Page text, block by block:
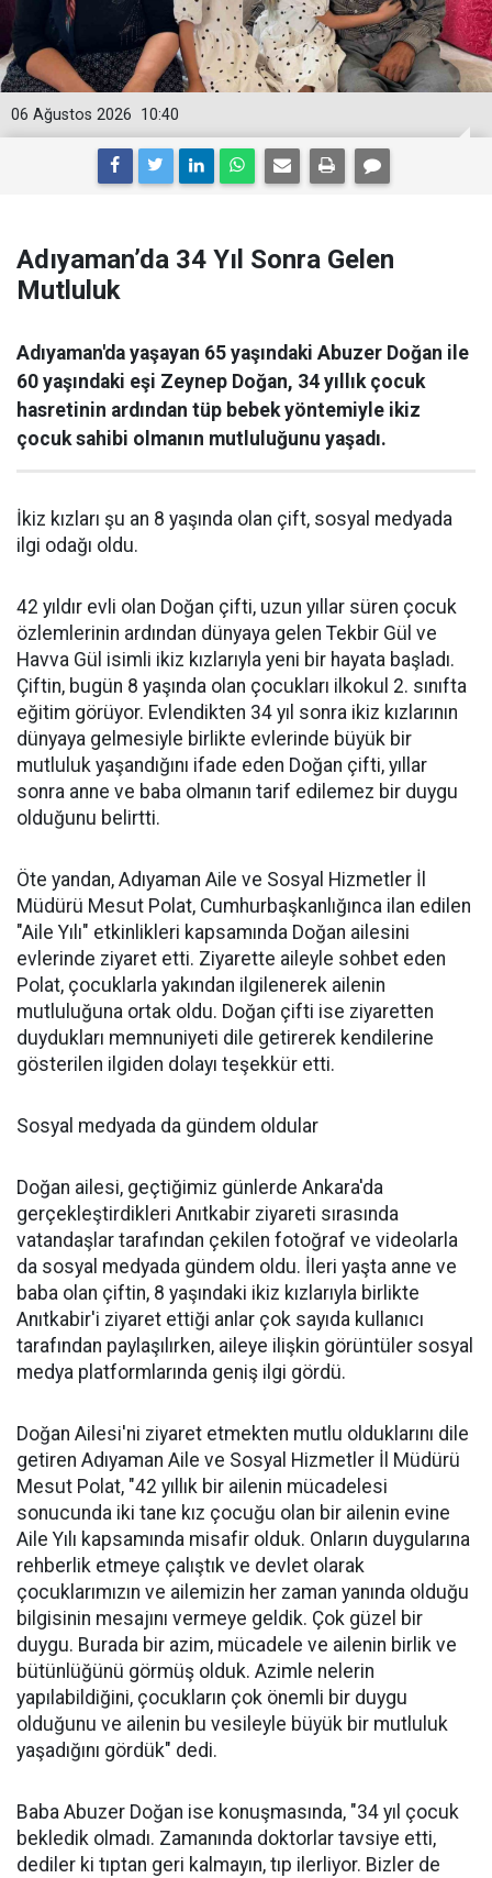
10:40
06 Ağustos 2026
Adıyaman’da 34 Yıl Sonra Gelen
Mutluluk
Adıyaman'da yaşayan 65 yaşındaki Abuzer Doğan ile
60 yaşındaki eşi Zeynep Doğan, 34 yıllık çocuk
hasretinin ardından tüp bebek yöntemiyle ikiz
çocuk sahibi olmanın mutluluğunu yaşadı.
İkiz kızları şu an 8 yaşında olan çift, sosyal medyada
ilgi odağı oldu.
42 yıldır evli olan Doğan çifti, uzun yıllar süren çocuk
özlemlerinin ardından dünyaya gelen Tekbir Gül ve
Havva Gül isimli ikiz kızlarıyla yeni bir hayata başladı.
Çiftin, bugün 8 yaşında olan çocukları ilkokul 2. sınıfta
eğitim görüyor. Evlendikten 34 yıl sonra ikiz kızlarının
dünyaya gelmesiyle birlikte evlerinde büyük bir
mutluluk yaşandığını ifade eden Doğan çifti, yıllar
sonra anne ve baba olmanın tarif edilemez bir duygu
olduğunu belirtti.
Öte yandan, Adıyaman Aile ve Sosyal Hizmetler İl
Müdürü Mesut Polat, Cumhurbaşkanlığınca ilan edilen
"Aile Yılı" etkinlikleri kapsamında Doğan ailesini
evlerinde ziyaret etti. Ziyarette aileyle sohbet eden
Polat, çocuklarla yakından ilgilenerek ailenin
mutluluğuna ortak oldu. Doğan çifti ise ziyaretten
duydukları memnuniyeti dile getirerek kendilerine
gösterilen ilgiden dolayı teşekkür etti.
Sosyal medyada da gündem oldular
Doğan ailesi, geçtiğimiz günlerde Ankara'da
gerçekleştirdikleri Anıtkabir ziyareti sırasında
vatandaşlar tarafından çekilen fotoğraf ve videolarla
da sosyal medyada gündem oldu. İleri yaşta anne ve
baba olan çiftin, 8 yaşındaki ikiz kızlarıyla birlikte
Anıtkabir'i ziyaret ettiği anlar çok sayıda kullanıcı
tarafından paylaşılırken, aileye ilişkin görüntüler sosyal
medya platformlarında geniş ilgi gördü.
Doğan Ailesi'ni ziyaret etmekten mutlu olduklarını dile
getiren Adıyaman Aile ve Sosyal Hizmetler İl Müdürü
Mesut Polat, "42 yıllık bir ailenin mücadelesi
sonucunda iki tane kız çocuğu olan bir ailenin evine
Aile Yılı kapsamında misafir olduk. Onların duygularına
rehberlik etmeye çalıştık ve devlet olarak
çocuklarımızın ve ailemizin her zaman yanında olduğu
bilgisinin mesajını vermeye geldik. Çok güzel bir
duygu. Burada bir azim, mücadele ve ailenin birlik ve
bütünlüğünü görmüş olduk. Azimle nelerin
yapılabildiğini, çocukların çok önemli bir duygu
olduğunu ve ailenin bu vesileyle büyük bir mutluluk
yaşadığını gördük" dedi.
Baba Abuzer Doğan ise konuşmasında, "34 yıl çocuk
bekledik olmadı. Zamanında doktorlar tavsiye etti,
dediler ki tıptan geri kalmayın, tıp ilerliyor. Bizler de